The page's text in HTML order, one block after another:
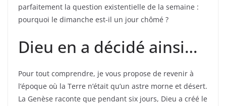
parfaitement la question existentielle de la semaine :
pourquoi le dimanche est-il un jour chômé ?
Dieu en a décidé ainsi…
Pour tout comprendre, je vous propose de revenir à
l’époque où la Terre n’était qu’un astre morne et désert.
La Genèse raconte que pendant six jours, Dieu a créé le